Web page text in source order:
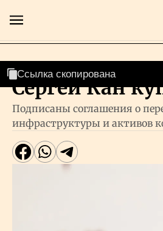
Главная
Экономика
Бизнес
Cпорт
Сергей Кан
Подписаны соглашения о
инфраструктуры и активов
Ссылка скопирована
Ссылка скопирована
Ссылка скопирована